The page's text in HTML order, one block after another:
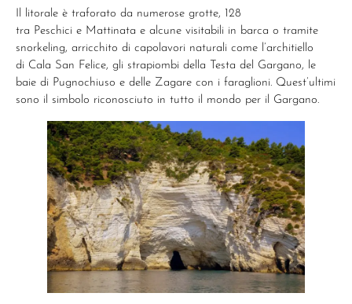
Il litorale è traforato da numerose grotte, 128
tra Peschici e Mattinata e alcune visitabili in barca o tramite
snorkeling, arricchito di capolavori naturali come l’architiello
di Cala San Felice, gli strapiombi della Testa del Gargano, le
baie di Pugnochiuso e delle Zagare con i faraglioni. Quest’ultimi
sono il simbolo riconosciuto in tutto il mondo per il Gargano.